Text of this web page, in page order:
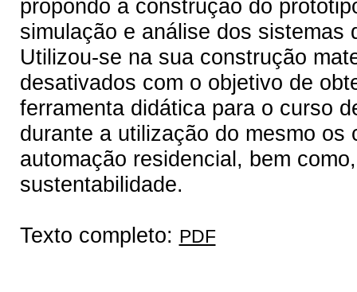
propondo a construção do
simulação e análise dos
Utilizou-se na sua construção
desativados com o objetivo de
ferramenta didática para o curso
durante a utilização do mesmo
automação residencial, bem
sustentabilidade.
Texto completo: PDF